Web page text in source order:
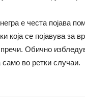
е честа појава
која се појавува за
Обично
само во ретки случаи.